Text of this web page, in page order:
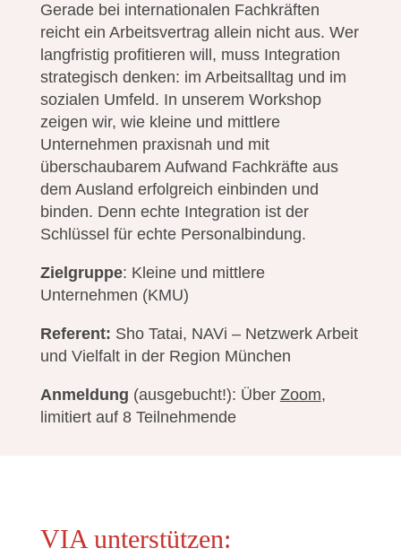
Gerade bei internationalen Fachkräften
reicht ein Arbeitsvertrag allein nicht aus. Wer
langfristig profitieren will, muss Integration
strategisch denken: im Arbeitsalltag und im
sozialen Umfeld. In unserem Workshop
zeigen wir, wie kleine und mittlere
Unternehmen praxisnah und mit
überschaubarem Aufwand Fachkräfte aus
dem Ausland erfolgreich einbinden und
binden. Denn echte Integration ist der
Schlüssel für echte Personalbindung.
Zielgruppe: Kleine und mittlere
Unternehmen (KMU)
Referent: Sho Tatai, NAVi – Netzwerk Arbeit
und Vielfalt in der Region München
Anmeldung (ausgebucht!): Über Zoom,
limitiert auf 8 Teilnehmende
VIA unterstützen: